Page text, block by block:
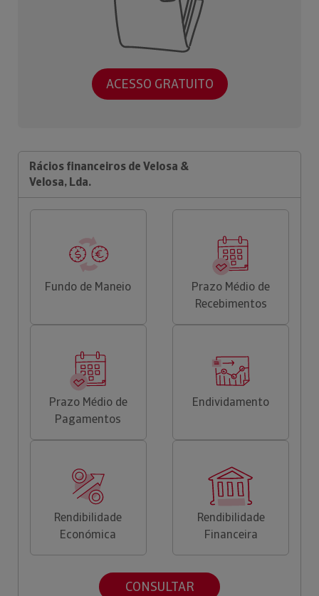
ACESSO GRATUITO
Rácios financeiros de Velosa &
Velosa, Lda.
Fundo de Maneio
Prazo Médio de
Recebimentos
Prazo Médio de
Pagamentos
Endividamento
Rendibilidade
Económica
Rendibilidade
Financeira
CONSULTAR